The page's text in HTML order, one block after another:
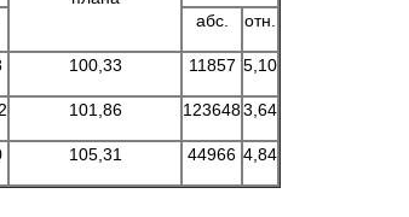
абс. отн.
100,33 11857 5,10
101,86 1236483,64
105,31 44966 4,84